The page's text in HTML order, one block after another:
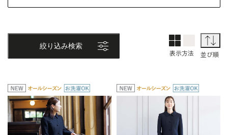
絞り込み検索
表示方法
1列表示
並び順